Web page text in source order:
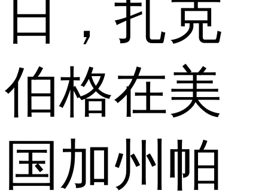
日，扎克
伯格在美
国加州帕